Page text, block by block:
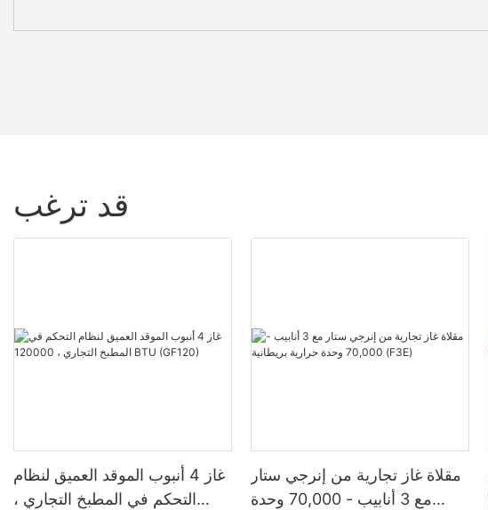
قد ترغب
غاز 4 أنبوب الموقد العميق لنظام
التحكم في المطبخ التجاري ،
مقلاة غاز تجارية من إنرجي ستار
مع 3 أنابيب - 70,000 وحدة